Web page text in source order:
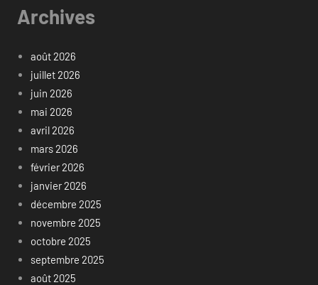
Archives
août 2026
juillet 2026
juin 2026
mai 2026
avril 2026
mars 2026
février 2026
janvier 2026
décembre 2025
novembre 2025
octobre 2025
septembre 2025
août 2025